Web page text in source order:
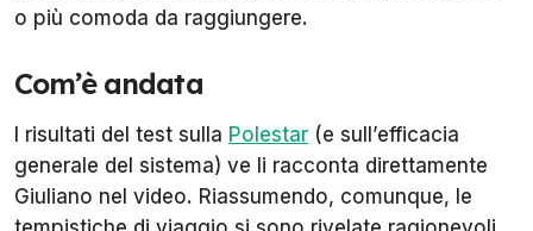
o più comoda da raggiungere.
Com’è andata
I risultati del test sulla Polestar (e sull’efficacia
generale del sistema) ve li racconta direttamente
Giuliano nel video. Riassumendo, comunque, le